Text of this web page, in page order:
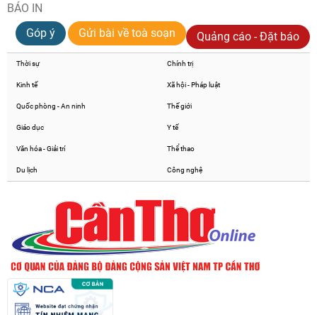
BÁO IN
Góp ý
Gửi bài về toà soạn Quảng cáo - Đặt báo
Thời sự Chính trị
Kinh tế Xã hội - Pháp luật
Quốc phòng - An ninh Thế giới
Giáo dục Y tế
Văn hóa - Giải trí Thể thao
Du lịch Công nghệ